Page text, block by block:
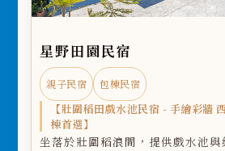
星野田園民宿
親子民宿 包棟民宿
【壯圍稻田戲水池民宿 - 手繪彩牆
棟首選】
坐落於壯圍稻浪間，提供戲水池